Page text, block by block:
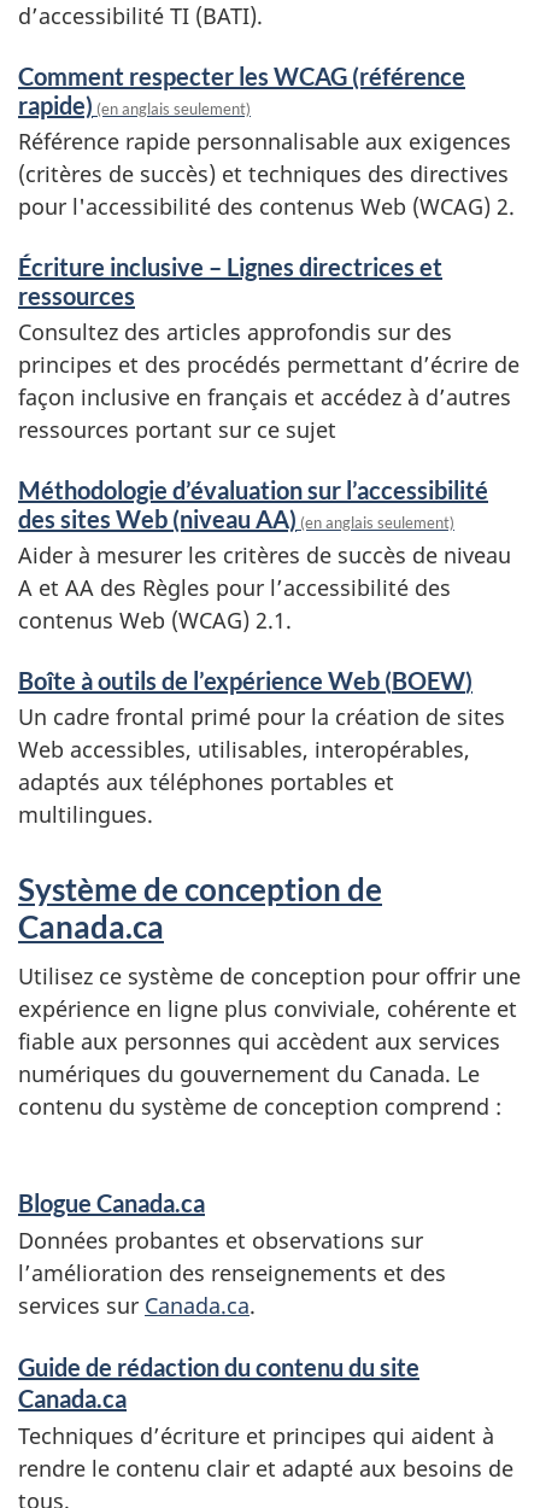
d’accessibilité TI (BATI).
Comment respecter les WCAG (référence
rapide) (en anglais seulement)
Référence rapide personnalisable aux exigences
(critères de succès) et techniques des directives
pour l'accessibilité des contenus Web (WCAG) 2.
Écriture inclusive – Lignes directrices et
ressources
Consultez des articles approfondis sur des
principes et des procédés permettant d’écrire de
façon inclusive en français et accédez à d’autres
ressources portant sur ce sujet
Méthodologie d’évaluation sur l’accessibilité
des sites Web (niveau AA) (en anglais seulement)
Aider à mesurer les critères de succès de niveau
A et AA des Règles pour l’accessibilité des
contenus Web (WCAG) 2.1.
Boîte à outils de l’expérience Web (BOEW)
Un cadre frontal primé pour la création de sites
Web accessibles, utilisables, interopérables,
adaptés aux téléphones portables et
multilingues.
Système de conception de
Canada.ca
Utilisez ce système de conception pour offrir une
expérience en ligne plus conviviale, cohérente et
fiable aux personnes qui accèdent aux services
numériques du gouvernement du Canada. Le
contenu du système de conception comprend :
Blogue Canada.ca
Données probantes et observations sur
l’amélioration des renseignements et des
services sur Canada.ca.
Guide de rédaction du contenu du site
Canada.ca
Techniques d’écriture et principes qui aident à
rendre le contenu clair et adapté aux besoins de
tous.